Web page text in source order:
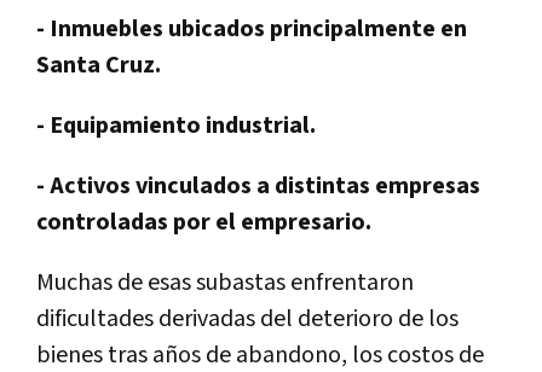
- Inmuebles ubicados principalmente en
Santa Cruz.
- Equipamiento industrial.
- Activos vinculados a distintas empresas
controladas por el empresario.
Muchas de esas subastas enfrentaron
dificultades derivadas del deterioro de los
bienes tras años de abandono, los costos de